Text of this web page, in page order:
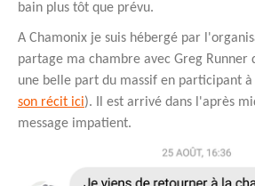
bain plus tôt que prévu.
A Chamonix je suis hébergé par
partage ma chambre avec Greg Runner
une belle part du massif en participant à
son récit ici). Il est arrivé dans l'après
message impatient.